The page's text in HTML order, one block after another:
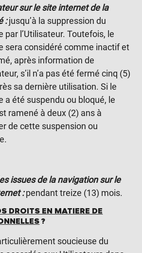
sur le site internet de la
:jusqu’à la suppression du
par l’Utilisateur. Toutefois, le
sera considéré comme inactif et
après information de
s’il n’a pas été fermé cinq (5)
sa dernière utilisation. Si le
a été suspendu ou bloqué, le
ramené à deux (2) ans à
de cette suspension ou
issues de la navigation sur le
:pendant treize (13) mois.
DROITS EN MATIERE DE
?
soucieuse du